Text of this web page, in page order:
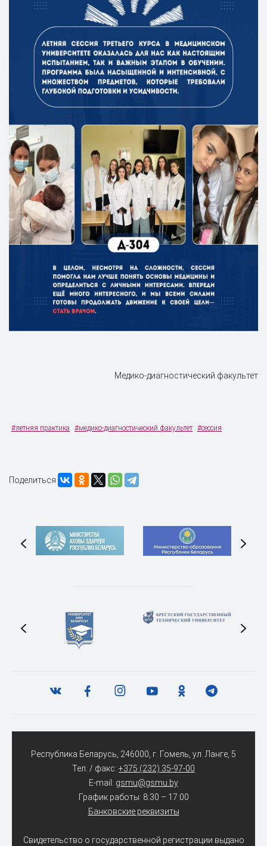
Медико-диагностический факультет
#летняя практика #медико-диагностический факультет #сессия
Поделиться
Республика Беларусь, 246000, г. Гомель, ул. Ланге, 5
Тел. / факс: +375 (232) 35-97-00
E-mail: gsmu@gsmu.by
График работы: 8:30 – 17:00
Банковские реквизиты
Свидетельство о государственной регистрации выдано